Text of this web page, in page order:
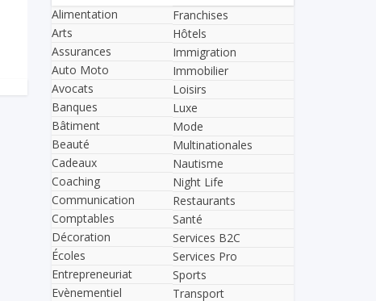
Alimentation
Arts
Assurances
Auto Moto
Avocats
Banques
Bâtiment
Beauté
Cadeaux
Coaching
Communication
Comptables
Décoration
Écoles
Entrepreneuriat
Evènementiel
Franchises
Hôtels
Immigration
Immobilier
Loisirs
Luxe
Mode
Multinationales
Nautisme
Night Life
Restaurants
Santé
Services B2C
Services Pro
Sports
Transport